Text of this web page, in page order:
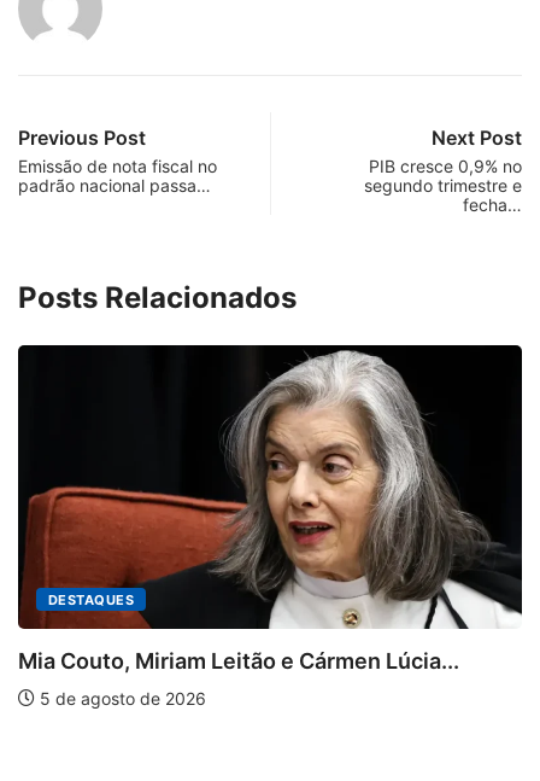
Previous Post
Emissão de nota fiscal no
padrão nacional passa…
Next Post
PIB cresce 0,9% no
segundo trimestre e
fecha…
Posts Relacionados
DESTAQUES
Mia Couto, Miriam Leitão e Cármen Lúcia...
5 de agosto de 2026